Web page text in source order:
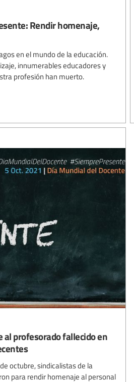
Rendir homenaje,
en el mundo de la educación.
innumerables educadores y
profesión han muerto.
al profesorado fallecido en
octubre, sindicalistas de la
para rendir homenaje al personal